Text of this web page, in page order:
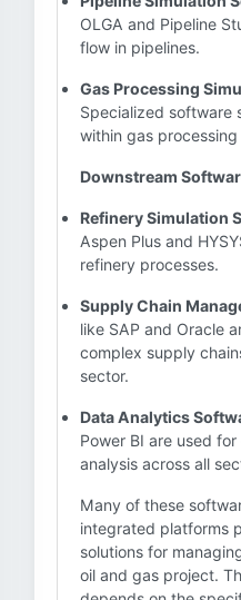
OLGA and Pipeline
flow in pipelines.
Gas Processing
Specialized software
within gas processing
Downstream
Refinery Simulation
Aspen Plus and
refinery processes.
Supply Chain
like SAP and Oracle
complex supply
sector.
Data Analytics
Power BI are used
analysis across all
Many of these
integrated platforms
solutions for
oil and gas project.